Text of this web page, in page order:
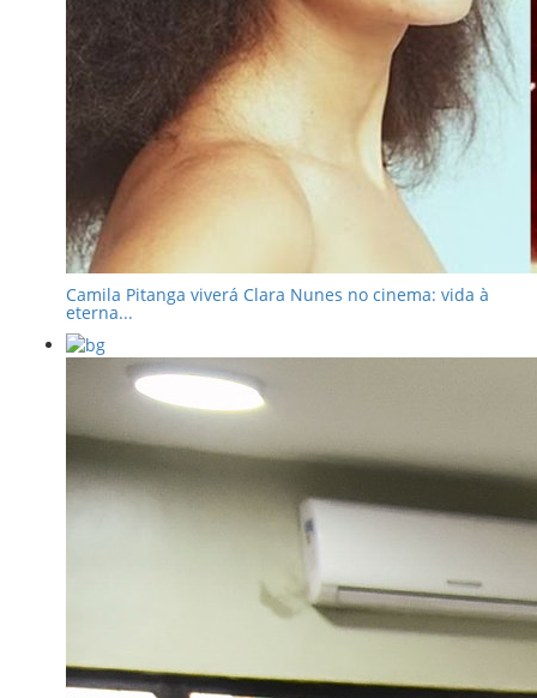
Camila Pitanga viverá Clara Nunes no cinema: vida à
eterna...